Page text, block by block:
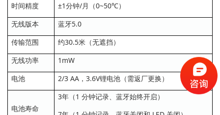
时间精度
±1分钟/月（0~50℃）
无线版本
蓝牙5.0
传输范围
约30.5米（无遮挡）
无线功率
1mW
电池
2/3 AA，3.6V锂电池（需返厂更换）
电池寿命
3年（1 分钟记录、蓝牙始终开启）